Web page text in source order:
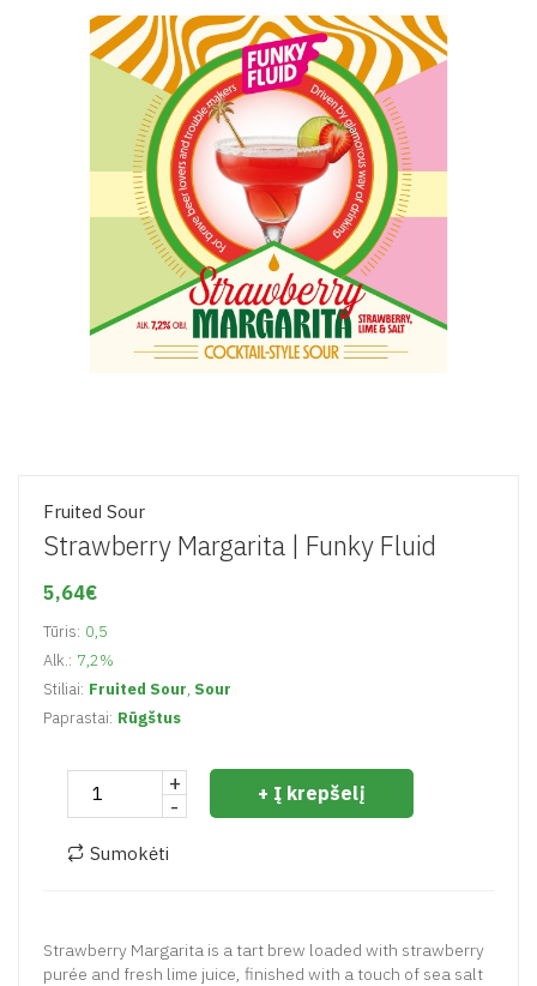
Fruited Sour
Strawberry Margarita | Funky Fluid
5,64€
Tūris: 0,5
Alk.: 7,2%
Stiliai: Fruited Sour, Sour
Paprastai: Rūgštus
+
-
+ Į krepšelį
Sumokėti
Strawberry Margarita is a tart brew loaded with strawberry
purée and fresh lime juice, finished with a touch of sea salt